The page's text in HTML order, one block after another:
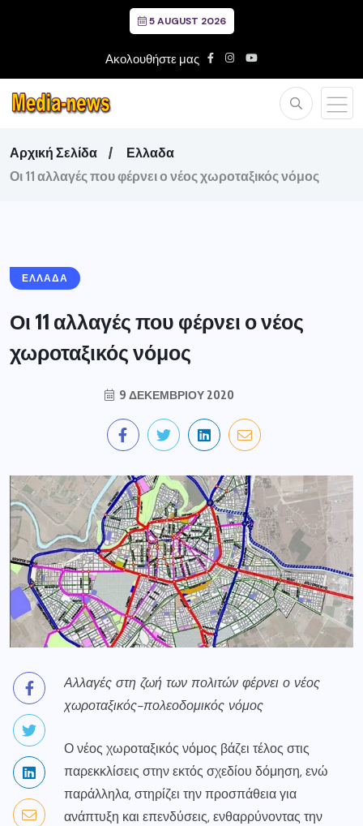
5 AUGUST 2026
Ακολουθήστε μας
Αρχική Σελίδα
Ελλαδα
Οι 11 αλλαγές που φέρνει ο νέος χωροταξικός νόμος
ΕΛΛΑΔΑ
Οι 11 αλλαγές που φέρνει ο νέος
χωροταξικός νόμος
9 ΔΕΚΕΜΒΡΊΟΥ 2020
Αλλαγές στη ζωή των πολιτών φέρνει ο νέος
χωροταξικός-πολεοδομικός νόμος
Ο νέος χωροταξικός νόμος βάζει τέλος στις
παρεκκλίσεις στην εκτός σχεδίου δόμηση, ενώ
παράλληλα, στηρίζει την προσπάθεια για
ανάπτυξη και επενδύσεις, ενθαρρύνοντας την